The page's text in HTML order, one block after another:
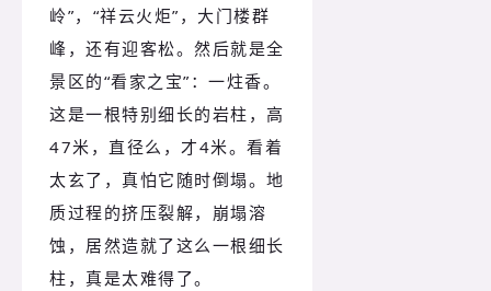
岭”，“祥云火炬”，大门楼群
峰，还有迎客松。然后就是全
景区的“看家之宝”：一炷香。
这是一根特别细长的岩柱，高
47米，直径么，才4米。看着
太玄了，真怕它随时倒塌。地
质过程的挤压裂解，崩塌溶
蚀，居然造就了这么一根细长
柱，真是太难得了。